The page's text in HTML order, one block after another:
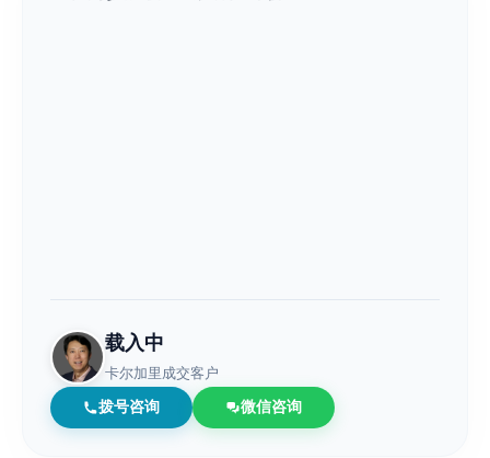
载入中
卡尔加里成交客户
拨号咨询 微信咨询